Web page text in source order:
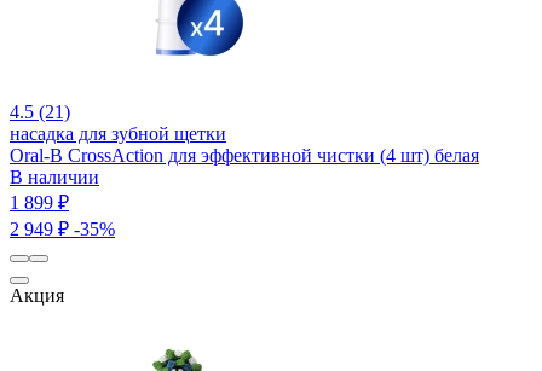
4.5 (21)
насадка для зубной щетки
Oral-B CrossAction для эффективной чистки (4 шт) белая
В наличии
1 899 ₽
2 949 ₽ -35%
Акция